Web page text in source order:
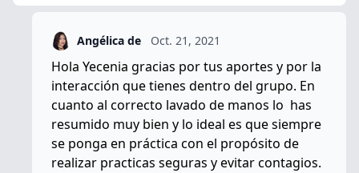
Angélica de Oct. 21, 2021
Hola Yecenia gracias por tus aportes y por la
interacción que tienes dentro del grupo. En
cuanto al correcto lavado de manos lo has
resumido muy bien y lo ideal es que siempre
se ponga en práctica con el propósito de
realizar practicas seguras y evitar contagios.